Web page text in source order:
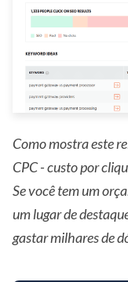
Como mostra este
CPC - custo por
Se você tem um
um lugar de
gastar milhares de